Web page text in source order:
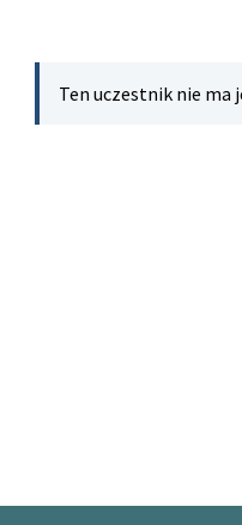
Ten uczestnik nie ma